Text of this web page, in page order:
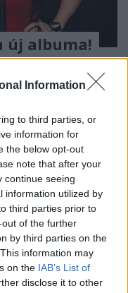
Information
to third parties, or
information for
the below opt-out
note that after your
continue seeing
information utilized by
third parties prior to
of the further
by third parties on the
information may
on the IAB’s List of
disclose it to other
új albuma!
a finn-olasz-
, amely kiadvány